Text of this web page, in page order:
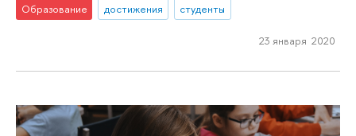
Образование достижения студенты
23 января 2020